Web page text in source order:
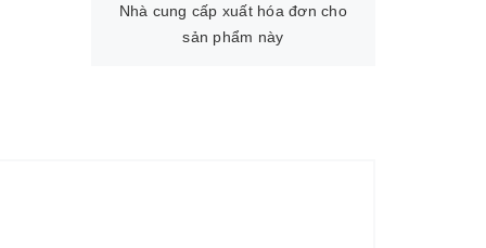
Nhà cung cấp xuất hóa đơn cho
sản phẩm này